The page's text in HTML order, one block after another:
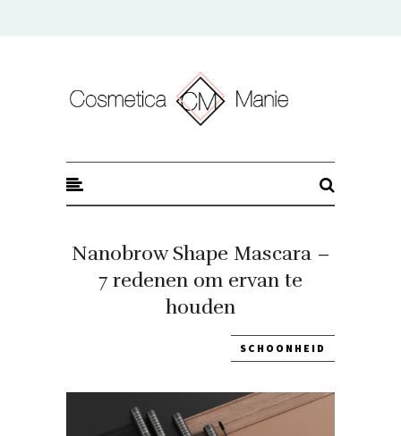
CosmeticaManie
Nanobrow Shape Mascara –
7 redenen om ervan te
houden
SCHOONHEID